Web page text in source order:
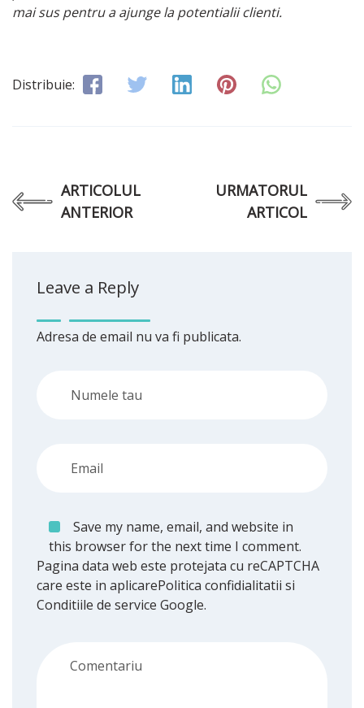
mai sus pentru a ajunge la potentialii clienti.
Distribuie:
ARTICOLUL
ANTERIOR
URMATORUL
ARTICOL
Leave a Reply
Adresa de email nu va fi publicata.
Save my name, email, and website in
this browser for the next time I comment.
Pagina data web este protejata cu reCAPTCHA
care este in aplicarePolitica confidialitatii si
Conditiile de service Google.